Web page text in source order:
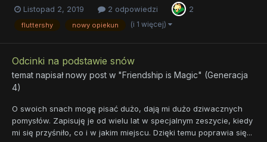
Listopad 2, 2019 2 odpowiedzi 2
fluttershy nowy opiekun (i 1 więcej)
Odcinki na podstawie snów
temat napisał nowy post w "Friendship is Magic" (Generacja
4)
O swoich snach mogę pisać dużo, dają mi dużo dziwacznych
pomysłów. Zapisuję je od wielu lat w specjalnym zeszycie, kiedy
mi się przyśniło, co i w jakim miejscu. Dzięki temu poprawia się...